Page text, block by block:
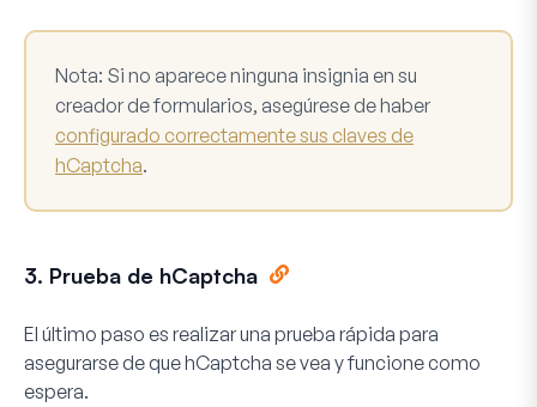
Nota: Si no aparece ninguna insignia en su
creador de formularios, asegúrese de haber
configurado correctamente sus claves de
hCaptcha.
3. Prueba de hCaptcha
El último paso es realizar una prueba rápida para
asegurarse de que hCaptcha se vea y funcione como
espera.